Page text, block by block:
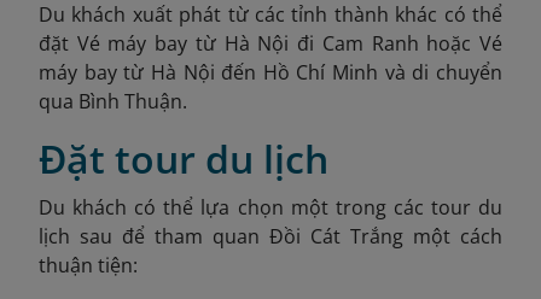
Du khách xuất phát từ các tỉnh thành khác có thể
đặt Vé máy bay từ Hà Nội đi Cam Ranh hoặc Vé
máy bay từ Hà Nội đến Hồ Chí Minh và di chuyển
qua Bình Thuận.
Đặt tour du lịch
Du khách có thể lựa chọn một trong các tour du
lịch sau để tham quan Đồi Cát Trắng một cách
thuận tiện: